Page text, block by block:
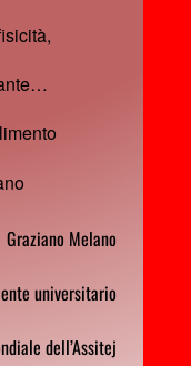
Graziano Melano
universitario
dell’Assitej